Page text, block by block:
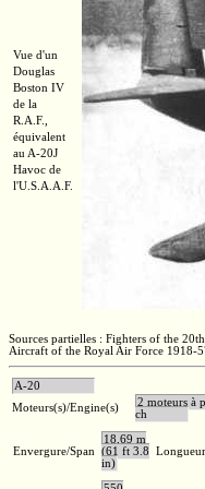
Vue d'un
Douglas
Boston IV
de la
R.A.F.,
équivalent
au A-20J
Havoc de
l'U.S.A.A.F.
Sources partielles : Fighters of the
Aircraft of the Royal Air Force 1918-
A-20
Moteurs(s)/Engine(s)
2 moteurs à
ch
Envergure/Span
18,69 m
(61 ft 3.8
in)